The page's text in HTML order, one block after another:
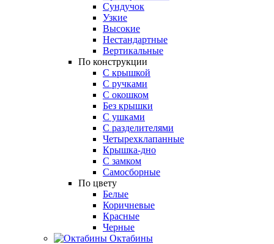
Сундучок
Узкие
Высокие
Нестандартные
Вертикальные
По конструкции
С крышкой
С ручками
С окошком
Без крышки
С ушками
С разделителями
Четырехклапанные
Крышка-дно
С замком
Самосборные
По цвету
Белые
Коричневые
Красные
Черные
Октабины